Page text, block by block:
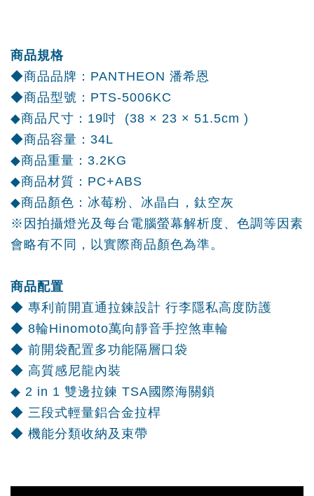
商品規格
◆商品品牌：PANTHEON 潘希恩
◆商品型號：PTS-5006KC
◆商品尺寸：19吋 (38 × 23 × 51.5cm )
◆商品容量：34L
◆商品重量：3.2KG
◆商品材質：PC+ABS
◆商品顏色：冰莓粉、冰晶白，鈦空灰
※因拍攝燈光及每台電腦螢幕解析度、色調等因素
會略有不同，以實際商品顏色為準。
商品配置
◆ 專利前開直通拉鍊設計 行李隱私高度防護
◆ 8輪Hinomoto萬向靜音手控煞車輪
◆ 前開袋配置多功能隔層口袋
◆ 高質感尼龍內裝
◆ 2 in 1 雙邊拉鍊 TSA國際海關鎖
◆ 三段式輕量鋁合金拉桿
◆ 機能分類收納及束帶